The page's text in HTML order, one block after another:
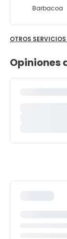
Barbacoa
OTROS SERVICIOS
Opiniones